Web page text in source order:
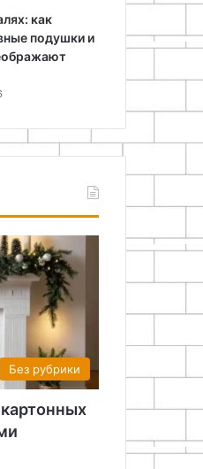
как
подушки и
Без рубрики